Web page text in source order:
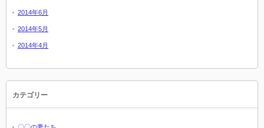
2014年6月
2014年5月
2014年4月
カテゴリー